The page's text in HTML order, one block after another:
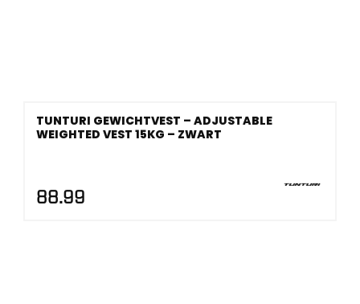
TUNTURI GEWICHTVEST – ADJUSTABLE
WEIGHTED VEST 15KG – ZWART
88.99